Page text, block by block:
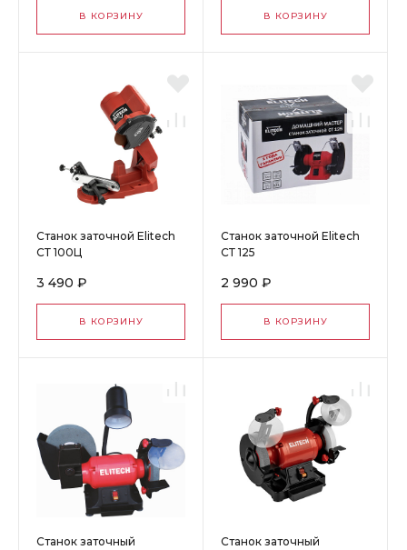
В КОРЗИНУ В КОРЗИНУ
Станок заточной Elitech
СТ 100Ц
3 490 ₽
В КОРЗИНУ
Станок заточной Elitech
СТ 125
2 990 ₽
В КОРЗИНУ
Станок заточный
Станок заточный